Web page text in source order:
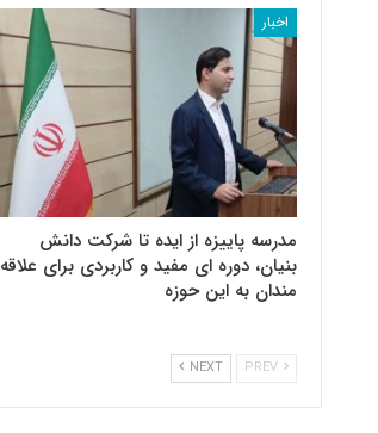
اخبار
مدرسه پاییزه از ایده تا شرکت دانش
بنیان، دوره ای مفید و کاربردی برای علاقه
مندان به این حوزه
NEXT